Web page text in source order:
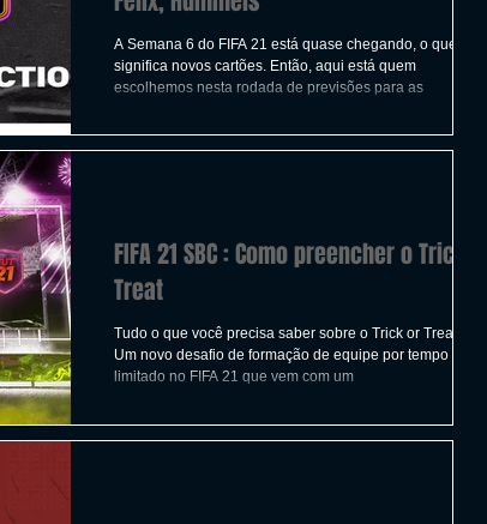
A Semana 6 do FIFA 21 está quase chegando, o que
significa novos cartões. Então, aqui está quem
escolhemos nesta rodada de previsões para as
FIFA 21 SBC : Como preencher o Trick or
Treat
Tudo o que você precisa saber sobre o Trick or Treat SBC.
Um novo desafio de formação de equipe por tempo
limitado no FIFA 21 que vem com um